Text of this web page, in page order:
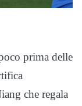
prima delle
che regala